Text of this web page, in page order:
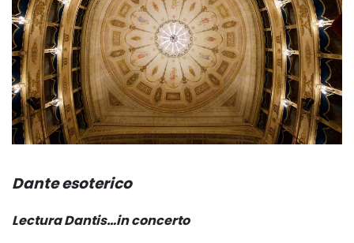
Dante esoterico
Lectura Dantis…in concerto